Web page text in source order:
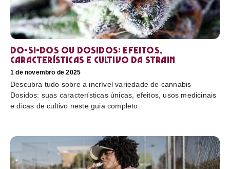
Do-Si-Dos ou Dosidos: efeitos,
características e cultivo da strain
1 de novembro de 2025
Descubra tudo sobre a incrível variedade de cannabis
Dosidos: suas características únicas, efeitos, usos medicinais
e dicas de cultivo neste guia completo.